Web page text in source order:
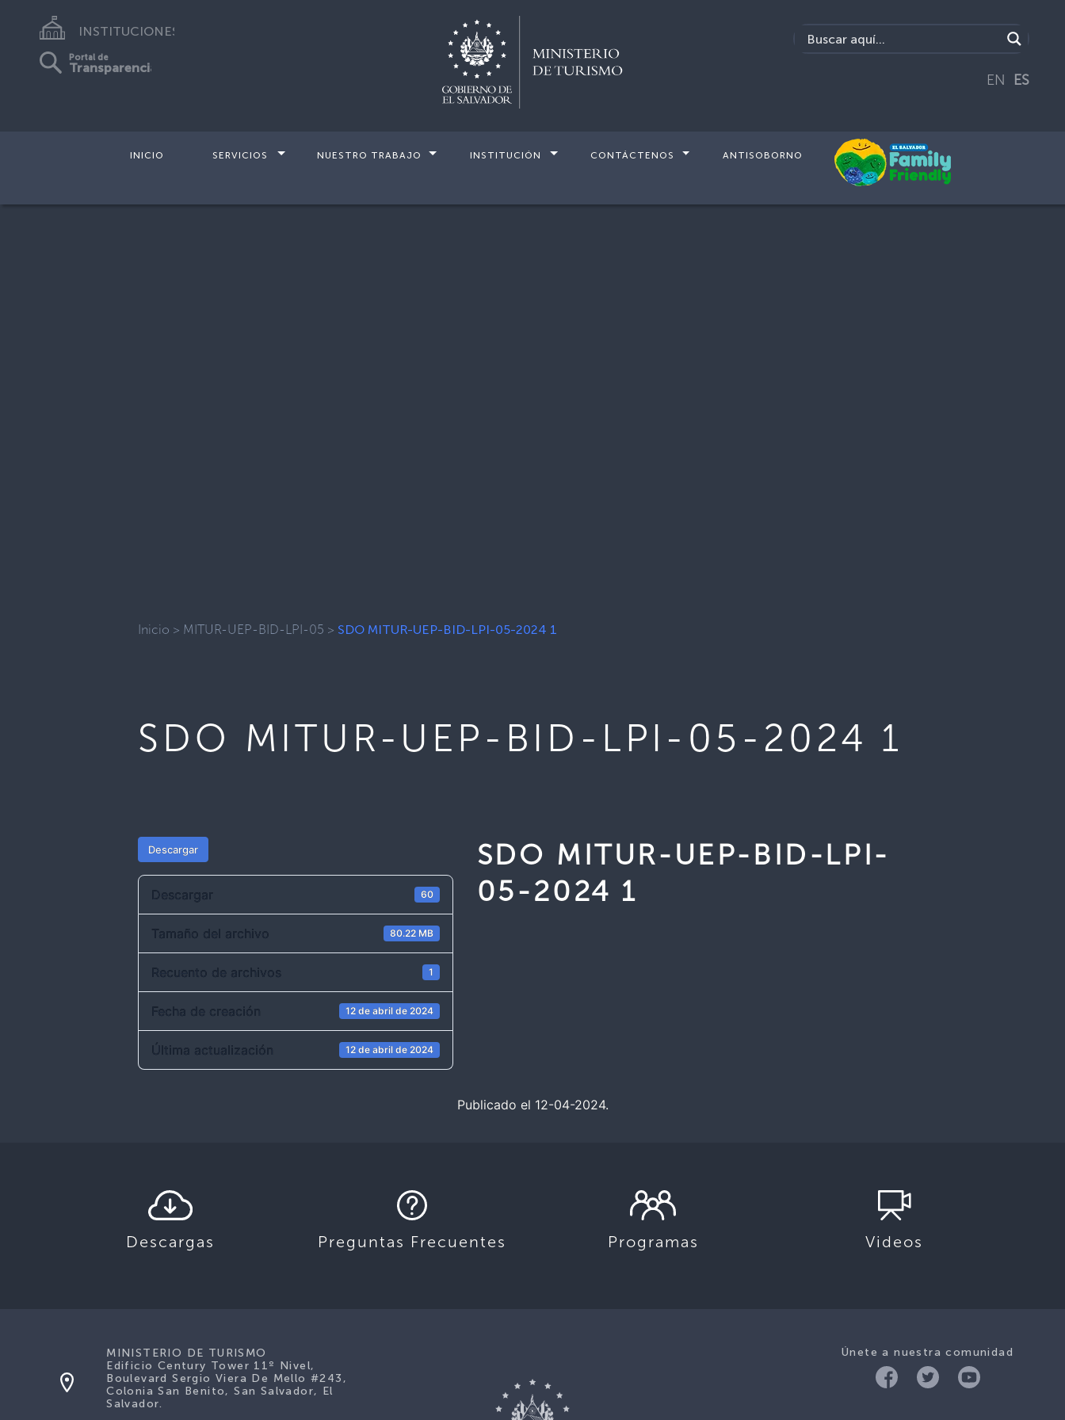
INSTITUCIONES
Portal de
Transparencia
EN ES
INICIO SERVICIOS NUESTRO TRABAJO INSTITUCIÓN CONTÁCTENOS ANTISOBORNO
Inicio > MITUR-UEP-BID-LPI-05 > SDO MITUR-UEP-BID-LPI-05-2024 1
SDO MITUR-UEP-BID-LPI-05-2024 1
Descargar
Descargar 60
Tamaño del archivo 80.22 MB
Recuento de archivos 1
Fecha de creación 12 de abril de 2024
Última actualización 12 de abril de 2024
SDO MITUR-UEP-BID-LPI-
05-2024 1
Publicado el 12-04-2024.
Descargas Preguntas Frecuentes Programas Videos
Únete a nuestra comunidad
MINISTERIO DE TURISMO
Edificio Century Tower 11º Nivel,
Boulevard Sergio Viera De Mello #243,
Colonia San Benito, San Salvador, El
Salvador.